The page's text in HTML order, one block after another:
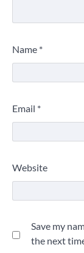
Name *
Email *
Website
Save my
the next